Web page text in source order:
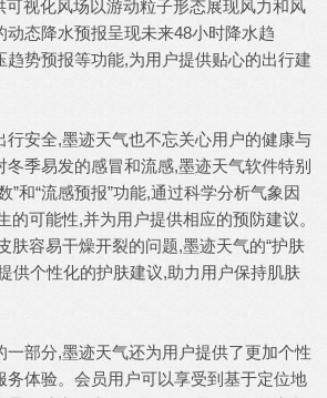
可视化风场以游动粒子形态展现风力和风
动态降水预报呈现未来48小时降水趋
势预报等功能,为用户提供贴心的出行建
行安全,墨迹天气也不忘关心用户的健康与
冬季易发的感冒和流感,墨迹天气软件特别
”和“流感预报”功能,通过科学分析气象因
的可能性,并为用户提供相应的预防建议。
肤容易干燥开裂的问题,墨迹天气的“护肤
供个性化的护肤建议,助力用户保持肌肤
一部分,墨迹天气还为用户提供了更加个性
务体验。会员用户可以享受到基于定位地